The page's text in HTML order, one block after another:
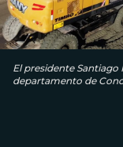
El presidente Santiago
departamento de